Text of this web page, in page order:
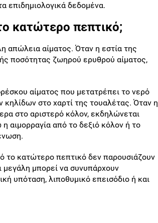
επιδημιολογικά δεδομένα.
κατώτερο πεπτικό;
απώλεια αίματος. Όταν η εστία της
ποσότητας ζωηρού ερυθρού αίματος,
αίματος που μετατρέπει το νερό
στο χαρτί της τουαλέτας. Όταν η
στο αριστερό κόλον, εκδηλώνεται
από το δεξιό κόλον ή το
το κατώτερο πεπτικό δεν παρουσιάζουν
μεγάλη μπορεί να συνυπάρχουν
υπόταση, λιποθυμικό επεισόδιο ή και